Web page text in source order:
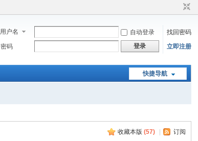
用户名 自动登录
找回密码
密码
登录 立即注册
快捷导航
收藏本版 (57) 订阅